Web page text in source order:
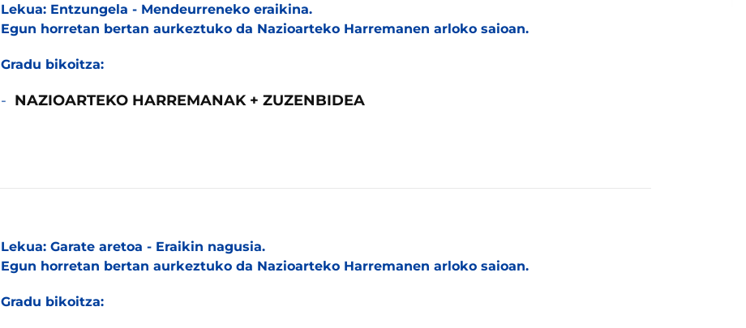
Lekua: Entzungela - Mendeurreneko eraikina.
Egun horretan bertan aurkeztuko da Nazioarteko Harremanen arloko saioan.
Gradu bikoitza:
NAZIOARTEKO HARREMANAK + ZUZENBIDEA
Lekua: Garate aretoa - Eraikin nagusia.
Egun horretan bertan aurkeztuko da Nazioarteko Harremanen arloko saioan.
Gradu bikoitza: